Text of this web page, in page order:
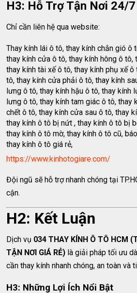
H3: Hỗ Trợ Tận Nơi 24/7
Chỉ cần liên hệ qua website:
Thay kính lái ô tô, thay kính chắn gió ô
thay kính cửa ô tô, thay kính hông ô tô,
thay kính tài xế ô tô, thay kính phụ xế
tô, thay kính cửa phải ô tô, thay kính
lưng ô tô, thay kính hậu ô tô, thay kính
lưng ô tô, thay kính tam giác ô tô, thay
chết ô tô, thay kính cửa sau ô tô, thay
thay kính ô tô bị nứt , thay kính ô tô bị
thay kính ô tô mờ, thay kính ô tô cũ,
thay kính ô tô giá rẻ,
https://www.kinhotogiare.com/
Đội ngũ sẽ hỗ trợ nhanh chóng tại
cận.
H2: Kết Luận
Dịch vụ 034 THAY KÍNH Ô TÔ HCM
TẬN NƠI GIÁ RẺ) là giải pháp tối ưu
cần thay kính nhanh chóng, an toàn và
H3: Những Lợi Ích Nổi Bật